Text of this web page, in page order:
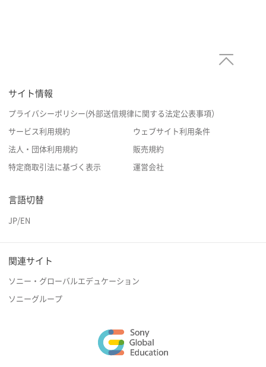
サイト情報
プライバシーポリシー(外部送信規律に関する法定公表事項）
サービス利用規約 ウェブサイト利用条件
法人・団体利用規約 販売規約
特定商取引法に基づく表示 運営会社
言語切替
JP/EN
関連サイト
ソニー・グローバルエデュケーション
ソニーグループ